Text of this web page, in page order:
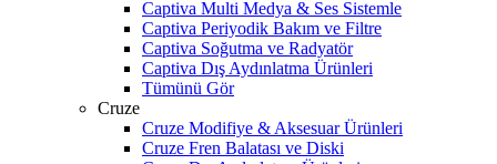
Captiva Multi Medya & Ses Sistemle
Captiva Periyodik Bakım ve Filtre
Captiva Soğutma ve Radyatör
Captiva Dış Aydınlatma Ürünleri
Tümünü Gör
Cruze
Cruze Modifiye & Aksesuar Ürünleri
Cruze Fren Balatası ve Diski